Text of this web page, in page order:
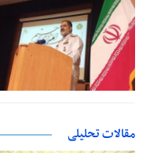
مقالات تحلیلی